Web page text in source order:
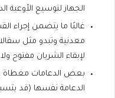
الجهاز لتوسيع الأوعية
غالبًا ما يتضمن
معدنية وتبدو مثل
لإبقاء الشريان مفتوح
بعض الدعامات مغطاة
الدعامة نفسها (قد